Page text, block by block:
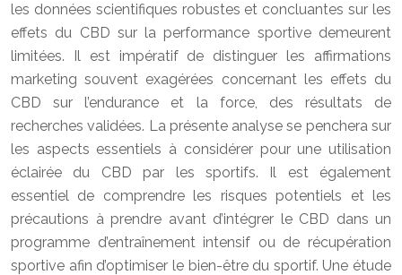
les données scientifiques robustes et concluantes sur les
effets du CBD sur la performance sportive demeurent
limitées. Il est impératif de distinguer les affirmations
marketing souvent exagérées concernant les effets du
CBD sur l’endurance et la force, des résultats de
recherches validées. La présente analyse se penchera sur
les aspects essentiels à considérer pour une utilisation
éclairée du CBD par les sportifs. Il est également
essentiel de comprendre les risques potentiels et les
précautions à prendre avant d’intégrer le CBD dans un
programme d’entraînement intensif ou de récupération
sportive afin d’optimiser le bien-être du sportif. Une étude